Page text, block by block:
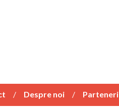
Despre noi Parteneri